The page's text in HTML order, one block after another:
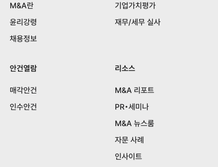
M&A란
윤리강령
채용정보
기업가치평가
재무/세무 실사
안건열람
매각안건
인수안건
리소스
M&A 리포트
PR•세미나
M&A 뉴스룸
자문 사례
인사이트